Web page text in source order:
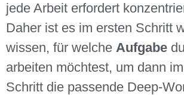
jede Arbeit erfordert
Daher ist es im ersten Schritt
wissen, für welche Aufgabe
arbeiten möchtest, um dann
Schritt die passende Deep-